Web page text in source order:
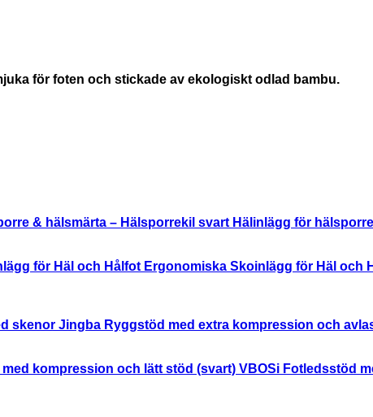
för foten och stickade av ekologiskt odlad bambu.
Hälinlägg för
Ergonomiska Skoinlägg för Häl och
Jingba Ryggstöd med extra kompression och
VBOSi Fotledsstöd